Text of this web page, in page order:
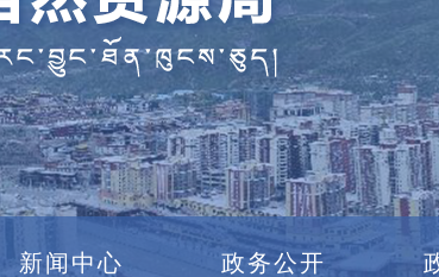
新闻中心 政务公开